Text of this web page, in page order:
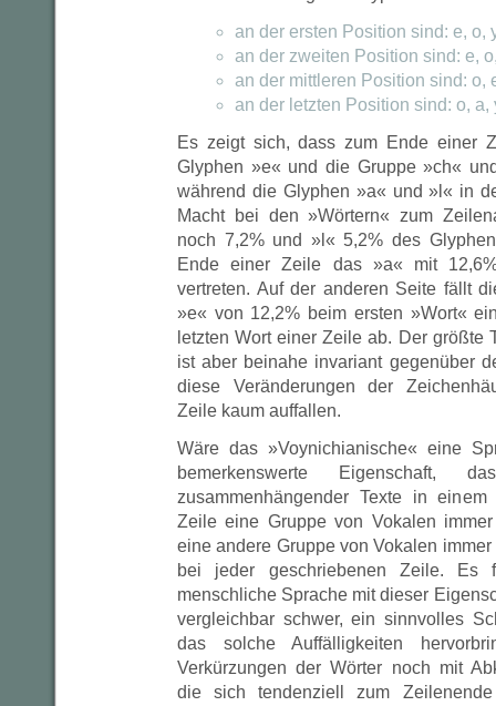
an der ersten Position sind: e, o,
an der zweiten Position sind: e,
an der mittleren Position sind: o,
an der letzten Position sind: o, a,
Es zeigt sich, dass zum Ende einer
Glyphen »e« und die Gruppe »ch«
während die Glyphen »a« und »l« in
Macht bei den »Wörtern« zum
noch 7,2% und »l« 5,2% des
Ende einer Zeile das »a« mit
vertreten. Auf der anderen Seite fällt
»e« von 12,2% beim ersten »Wort«
letzten Wort einer Zeile ab. Der größte
ist aber beinahe invariant gegenüber
diese Veränderungen der
Zeile kaum auffallen.
Wäre das »Voynichianische« eine
bemerkenswerte Eigenschaft,
zusammenhängender Texte in
Zeile eine Gruppe von Vokalen
eine andere Gruppe von Vokalen
bei jeder geschriebenen Zeile. Es
menschliche Sprache mit dieser
vergleichbar schwer, ein sinnvolles
das solche Auffälligkeiten
Verkürzungen der Wörter noch mit
die sich tendenziell zum